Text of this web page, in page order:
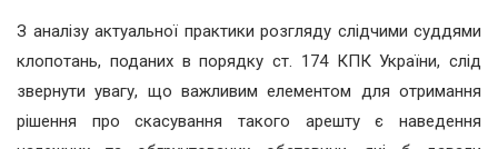
З аналізу актуальної практики розгляду слідчими суддями
клопотань, поданих в порядку ст. 174 КПК України, слід
звернути увагу, що важливим елементом для отримання
рішення про скасування такого арешту є наведення